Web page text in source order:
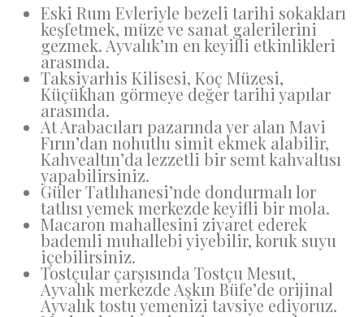
Eski Rum Evleriyle bezeli tarihi sokakları
keşfetmek, müze ve sanat galerilerini
gezmek. Ayvalık’ın en keyifli etkinlikleri
arasında.
Taksiyarhis Kilisesi, Koç Müzesi,
Küçükhan görmeye değer tarihi yapılar
arasında.
At Arabacıları pazarında yer alan Mavi
Fırın’dan nohutlu simit ekmek alabilir,
Kahvealtın’da lezzetli bir semt kahvaltısı
yapabilirsiniz.
Güler Tatlıhanesi’nde dondurmalı lor
tatlısı yemek merkezde keyifli bir mola.
Macaron mahallesini ziyaret ederek
bademli muhallebi yiyebilir, koruk suyu
içebilirsiniz.
Tostçular çarşısında Tostçu Mesut,
Ayvalık merkezde Aşkın Büfe’de orijinal
Ayvalık tostu yemenizi tavsiye ediyoruz.